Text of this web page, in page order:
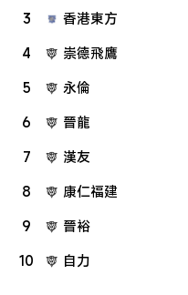
3
香港東方
4
崇德飛鷹
5
永倫
6
晉龍
7
漢友
8
康仁福建
9
晉裕
10
自力